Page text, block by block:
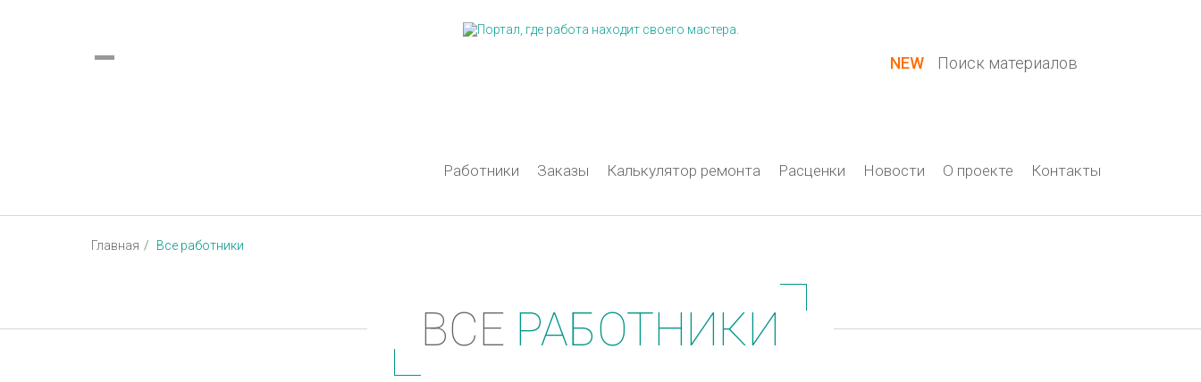
NEW Поиск материалов
Работники Заказы Калькулятор ремонта Расценки Новости О проекте Контакты
Главная Все работники
ВСЕ РАБОТНИКИ